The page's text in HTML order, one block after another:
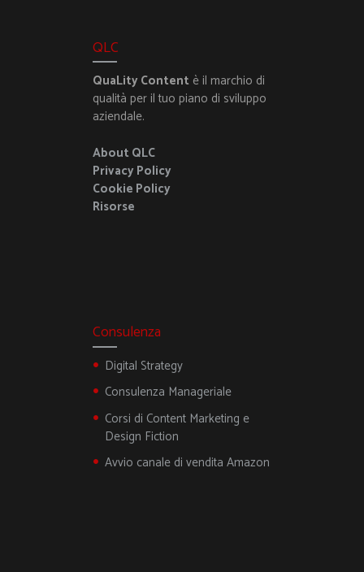
QLC
QuaLity Content è il marchio di
qualità per il tuo piano di sviluppo
aziendale.
About QLC
Privacy Policy
Cookie Policy
Risorse
Consulenza
Digital Strategy
Consulenza Manageriale
Corsi di Content Marketing e
Design Fiction
Avvio canale di vendita Amazon